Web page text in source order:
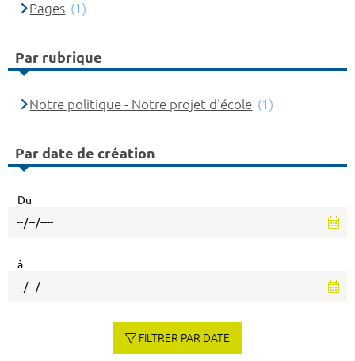
Pages (1)
Par rubrique
Notre politique - Notre projet d'école (1)
Par date de création
Du
à
FILTRER PAR DATE